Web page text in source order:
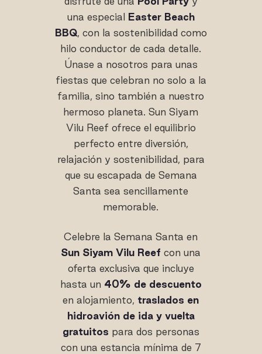
una especial
Easter Beach
BBQ, con la sostenibilidad como
hilo conductor de cada detalle.
Únase a nosotros para unas
fiestas que celebran no solo a la
familia, sino también a nuestro
hermoso planeta. Sun Siyam
Vilu Reef ofrece el equilibrio
perfecto entre diversión,
relajación y sostenibilidad, para
que su escapada de Semana
Santa sea sencillamente
memorable.
Celebre la Semana Santa en
Sun Siyam Vilu Reef con una
oferta exclusiva que incluye
hasta un 40% de descuento
en alojamiento, traslados en
hidroavión de ida y vuelta
gratuitos para dos personas
con una estancia mínima de 7